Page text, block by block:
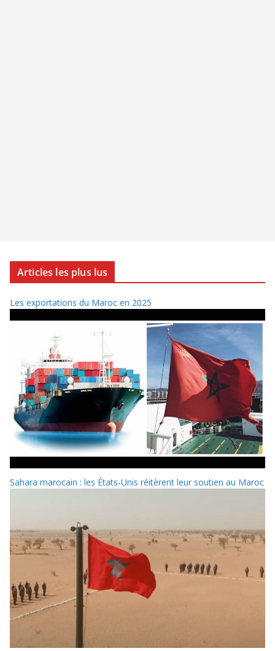
Articles les plus lus
Les exportations du Maroc en 2025
Sahara marocain : les États-Unis réitèrent leur soutien au Maroc